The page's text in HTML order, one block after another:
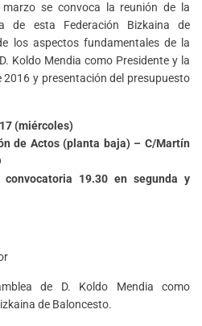
se convoca la reunión de la
de esta Federación Bizkaina de
los aspectos fundamentales de la
Koldo Mendia como Presidente y la
y presentación del presupuesto
(miércoles)
de Actos (planta baja) – C/Martín
19.30 en segunda y
de D. Koldo Mendia como
de Baloncesto.